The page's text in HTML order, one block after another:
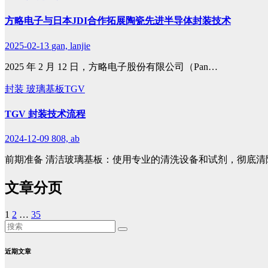
方略电子与日本JDI合作拓展陶瓷先进半导体封装技术
2025-02-13 gan, lanjie
2025 年 2 月 12 日，方略电子股份有限公司（Pan…
封装 玻璃基板TGV
TGV 封装技术流程
2024-12-09 808, ab
前期准备 清洁玻璃基板：使用专业的清洗设备和试剂，彻底
文章分页
1 2 … 35
近期文章